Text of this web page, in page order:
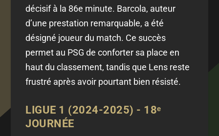
décisif à la 86e minute. Barcola, auteur
d’une prestation remarquable, a été
désigné joueur du match. Ce succès
permet au PSG de conforter sa place en
haut du classement, tandis que Lens reste
frustré après avoir pourtant bien résisté.
LIGUE 1 (2024-2025) - 18ᵉ
JOURNÉE